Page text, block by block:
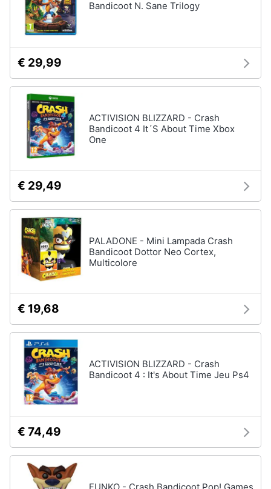
Bandicoot N. Sane Trilogy
€ 29,99
ACTIVISION BLIZZARD - Crash
Bandicoot 4 It´S About Time Xbox
One
€ 29,49
PALADONE - Mini Lampada Crash
Bandicoot Dottor Neo Cortex,
Multicolore
€ 19,68
ACTIVISION BLIZZARD - Crash
Bandicoot 4 : It's About Time Jeu Ps4
€ 74,49